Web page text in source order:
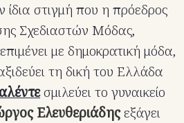
στιγμή που η πρόεδρος
Σχεδιαστών Μόδας,
με δημοκρατική μόδα,
τη δική του Ελλάδα
σμιλεύει το γυναικείο
Ελευθεριάδηςεξάγει